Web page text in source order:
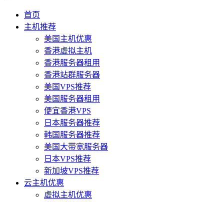
首页
主机推荐
美国主机优惠
香港虚拟主机
香港服务器租用
香港站群服务器
美国VPS推荐
美国服务器租用
便宜香港VPS
日本服务器推荐
韩国服务器推荐
美国大带宽服务器
日本VPS推荐
新加坡VPS推荐
云主机优惠
虚拟主机优惠